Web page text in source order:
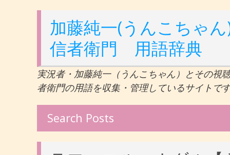
加藤純一(うんこちゃ
信者衛門 用語辞典
実況者・加藤純一（うんこちゃん）とその視
者衛門の用語を収集・管理しているサイトです
Search Posts